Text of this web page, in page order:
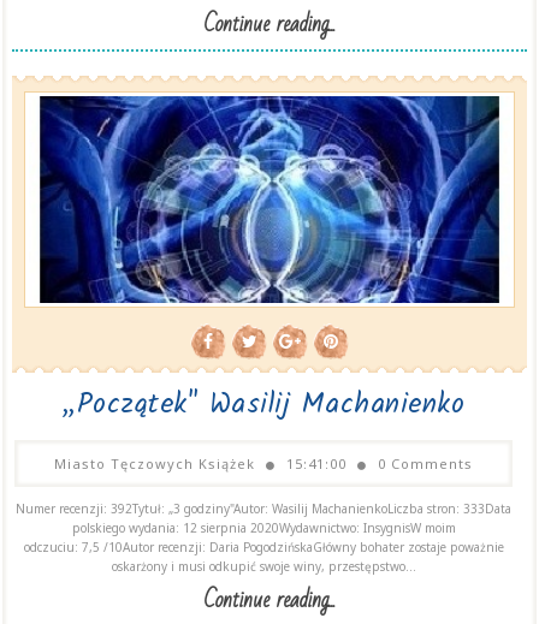
Continue reading...
„Początek" Wasilij Machanienko
Miasto Tęczowych Książek 15:41:00 0 Comments
Numer recenzji: 392Tytuł: „3 godziny"Autor: Wasilij MachanienkoLiczba stron: 333Data
polskiego wydania: 12 sierpnia 2020Wydawnictwo: InsygnisW moim
odczuciu: 7,5 /10Autor recenzji: Daria PogodzińskaGłówny bohater zostaje poważnie
oskarżony i musi odkupić swoje winy, przestępstwo...
Continue reading...